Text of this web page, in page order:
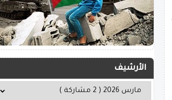
الأرشيف